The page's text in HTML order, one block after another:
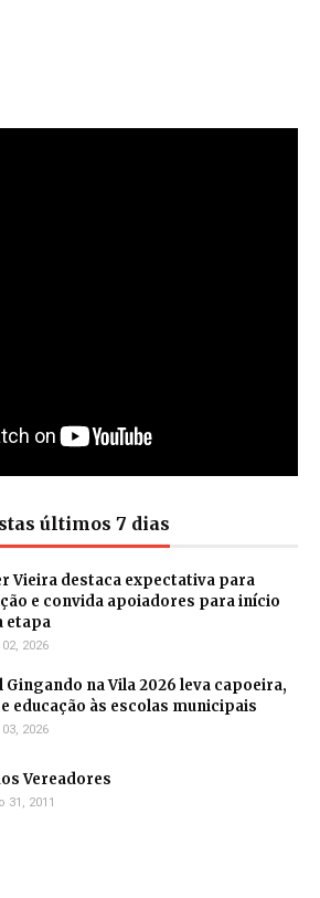
últimos 7 dias
Vieira destaca expectativa para
e convida apoiadores para início
etapa
2026
Gingando na Vila 2026 leva capoeira,
educação às escolas municipais
2026
Vereadores
31, 2011